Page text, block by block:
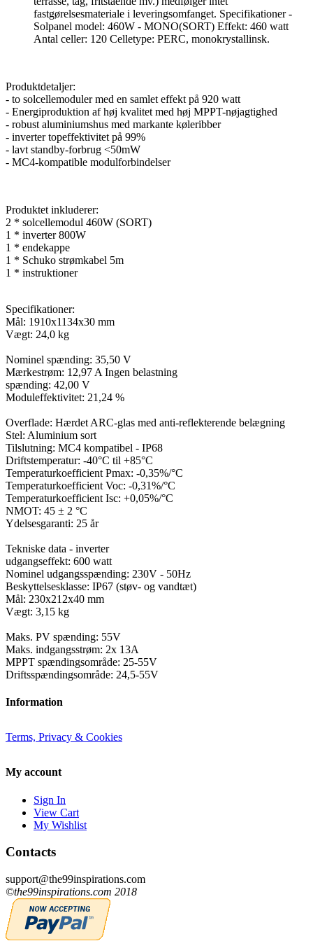
fastgørelsesmateriale i leveringsomfanget. Specifikationer -
Solpanel model: 460W - MONO(SORT) Effekt: 460 watt
Antal celler: 120 Celletype: PERC, monokrystallinsk.
Produktdetaljer:
- to solcellemoduler med en samlet effekt på 920 watt
- Energiproduktion af høj kvalitet med høj MPPT-nøjagtighed
- robust aluminiumshus med markante køleribber
- inverter topeffektivitet på 99%
- lavt standby-forbrug <50mW
- MC4-kompatible modulforbindelser
Produktet inkluderer:
2 * solcellemodul 460W (SORT)
1 * inverter 800W
1 * endekappe
1 * Schuko strømkabel 5m
1 * instruktioner
Specifikationer:
Mål: 1910x1134x30 mm
Vægt: 24,0 kg
Nominel spænding: 35,50 V
Mærkestrøm: 12,97 A Ingen belastning
spænding: 42,00 V
Moduleffektivitet: 21,24 %
Overflade: Hærdet ARC-glas med anti-reflekterende belægning
Stel: Aluminium sort
Tilslutning: MC4 kompatibel - IP68
Driftstemperatur: -40°C til +85°C
Temperaturkoefficient Pmax: -0,35%/°C
Temperaturkoefficient Voc: -0,31%/°C
Temperaturkoefficient Isc: +0,05%/°C
NMOT: 45 ± 2 °C
Ydelsesgaranti: 25 år
Tekniske data - inverter
udgangseffekt: 600 watt
Nominel udgangsspænding: 230V - 50Hz
Beskyttelsesklasse: IP67 (støv- og vandtæt)
Mål: 230x212x40 mm
Vægt: 3,15 kg
Maks. PV spænding: 55V
Maks. indgangsstrøm: 2x 13A
MPPT spændingsområde: 25-55V
Driftsspændingsområde: 24,5-55V
Information
Terms, Privacy & Cookies
My account
Sign In
View Cart
My Wishlist
Contacts
support@the99inspirations.com
©the99inspirations.com 2018